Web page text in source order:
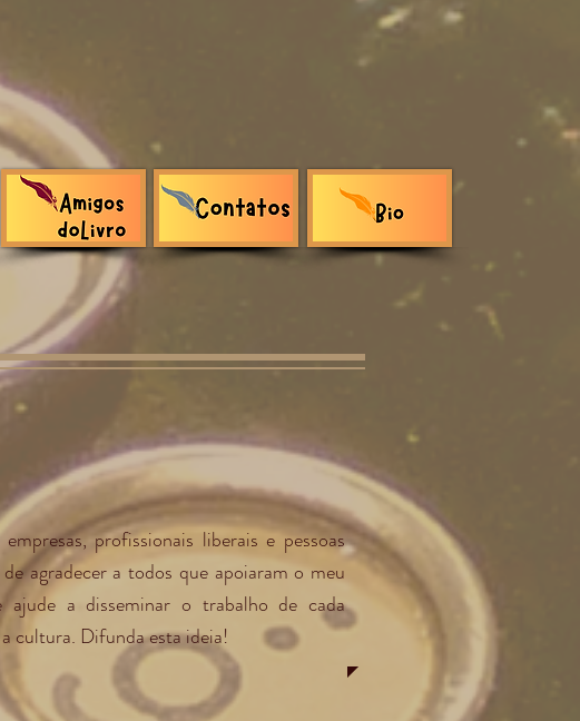
profissionais liberais e pessoas
agradecer a todos que apoiaram o meu
a disseminar o trabalho de cada
cultura. Difunda esta ideia!